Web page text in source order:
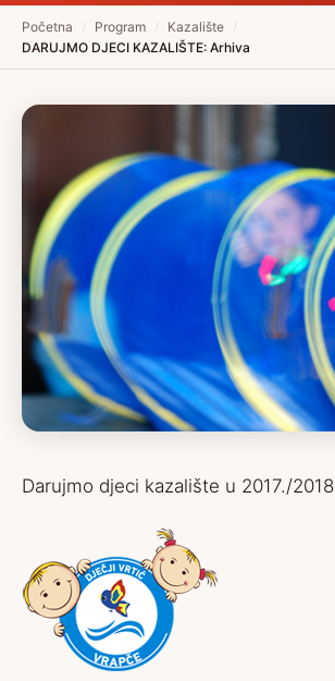
Početna Program Kazalište
DARUJMO DJECI KAZALIŠTE: Arhiva
Darujmo djeci kazalište u 2017./